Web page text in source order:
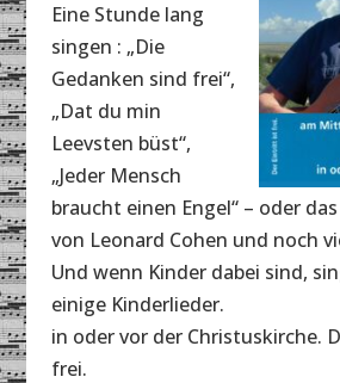
Eine Stunde lang
singen : „Die
Gedanken sind frei“,
„Dat du min
Leevsten büst“,
„Jeder Mensch
braucht einen Engel“ – oder
von Leonard Cohen und noch
Und wenn Kinder dabei sind,
einige Kinderlieder.
in oder vor der Christuskirche.
frei.